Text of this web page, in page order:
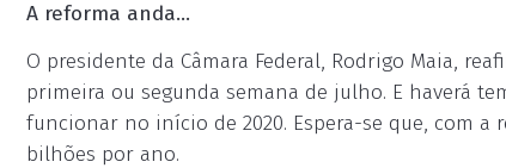
A reforma anda...
O presidente da Câmara Federal, Rodrigo Maia,
primeira ou segunda semana de julho. E haverá
funcionar no início de 2020. Espera-se que, com a
bilhões por ano.